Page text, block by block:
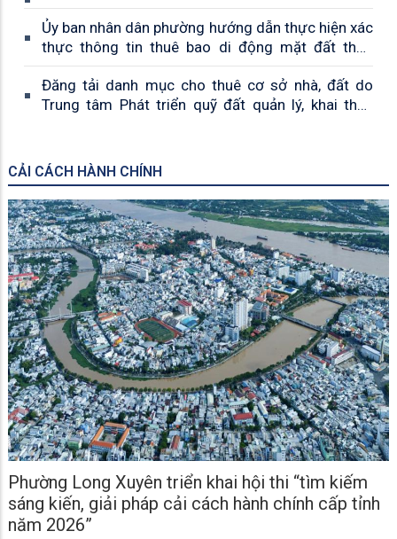
Ủy ban nhân dân phường hướng dẫn thực hiện xác
thực thông tin thuê bao di động mặt đất theo
Thông tư số 08/2026/TT-BKHCN của Bộ Khoa
học và Công nghệ
Đăng tải danh mục cho thuê cơ sở nhà, đất do
Trung tâm Phát triển quỹ đất quản lý, khai thác
CẢI CÁCH HÀNH CHÍNH
Phường Long Xuyên triển khai hội thi “tìm kiếm
sáng kiến, giải pháp cải cách hành chính cấp tỉnh
năm 2026”